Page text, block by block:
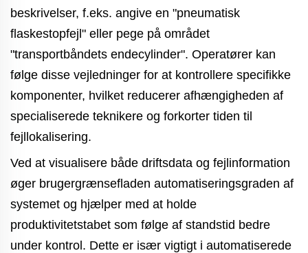
beskrivelser, f.eks. angive en "pneumatisk
flaskestopfejl" eller pege på området
"transportbåndets endecylinder". Operatører kan
følge disse vejledninger for at kontrollere specifikke
komponenter, hvilket reducerer afhængigheden af
specialiserede teknikere og forkorter tiden til
fejllokalisering.
Ved at visualisere både driftsdata og fejlinformation
øger brugergrænsefladen automatiseringsgraden af
systemet og hjælper med at holde
produktivitetstabet som følge af standstid bedre
under kontrol. Dette er især vigtigt i automatiserede